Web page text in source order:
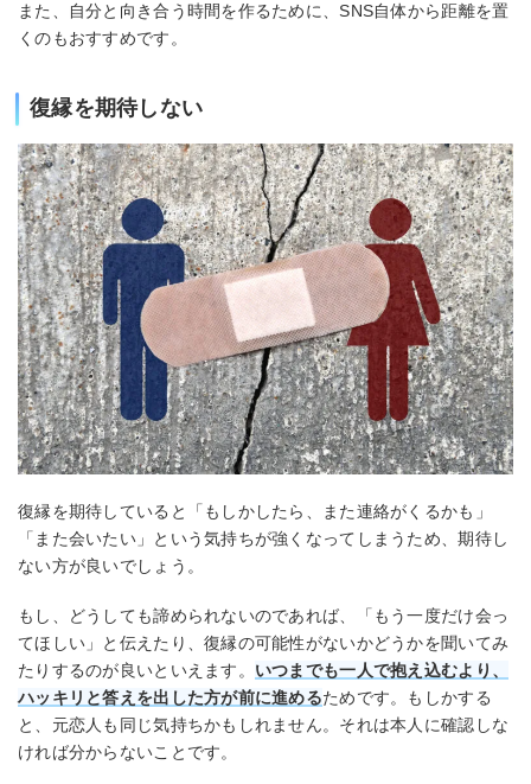
また、自分と向き合う時間を作るために、SNS自体から距離を置
くのもおすすめです。
復縁を期待しない
復縁を期待していると「もしかしたら、また連絡がくるかも」
「また会いたい」という気持ちが強くなってしまうため、期待し
ない方が良いでしょう。
もし、どうしても諦められないのであれば、「もう一度だけ会っ
てほしい」と伝えたり、復縁の可能性がないかどうかを聞いてみ
たりするのが良いといえます。 いつまでも一人で抱え込むより、
ハッキリと答えを出した方が前に進めるためです。もしかする
と、元恋人も同じ気持ちかもしれません。それは本人に確認しな
ければ分からないことです。